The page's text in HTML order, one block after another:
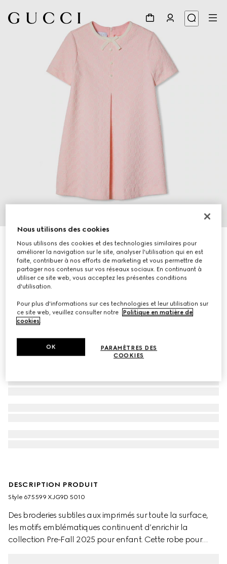
Robe pour enfant en jersey de coton brodé
CHF 950
DESCRIPTION PRODUIT
Style ‎675599 XJG9D 5010
Des broderies subtiles aux imprimés sur toute la surface,
les motifs emblématiques continuent d’enrichir la
collection Pre-Fall 2025 pour enfant. Cette robe pour
Nous utilisons des cookies
Nous utilisons des cookies et des technologies similaires pour
améliorer la navigation sur le site, analyser l'utilisation qui en est
faite, contribuer à nos efforts de marketing et vous permettre de
partager nos contenus sur vos réseaux sociaux. En continuant à
utiliser ce site web, vous acceptez les présentes conditions
d'utilisation.
Pour plus d'informations sur ces technologies et leur utilisation sur
ce site web, veuillez consulter notre
Politique en matière de
cookies.
PARAMÈTRES DES
COOKIES
OK